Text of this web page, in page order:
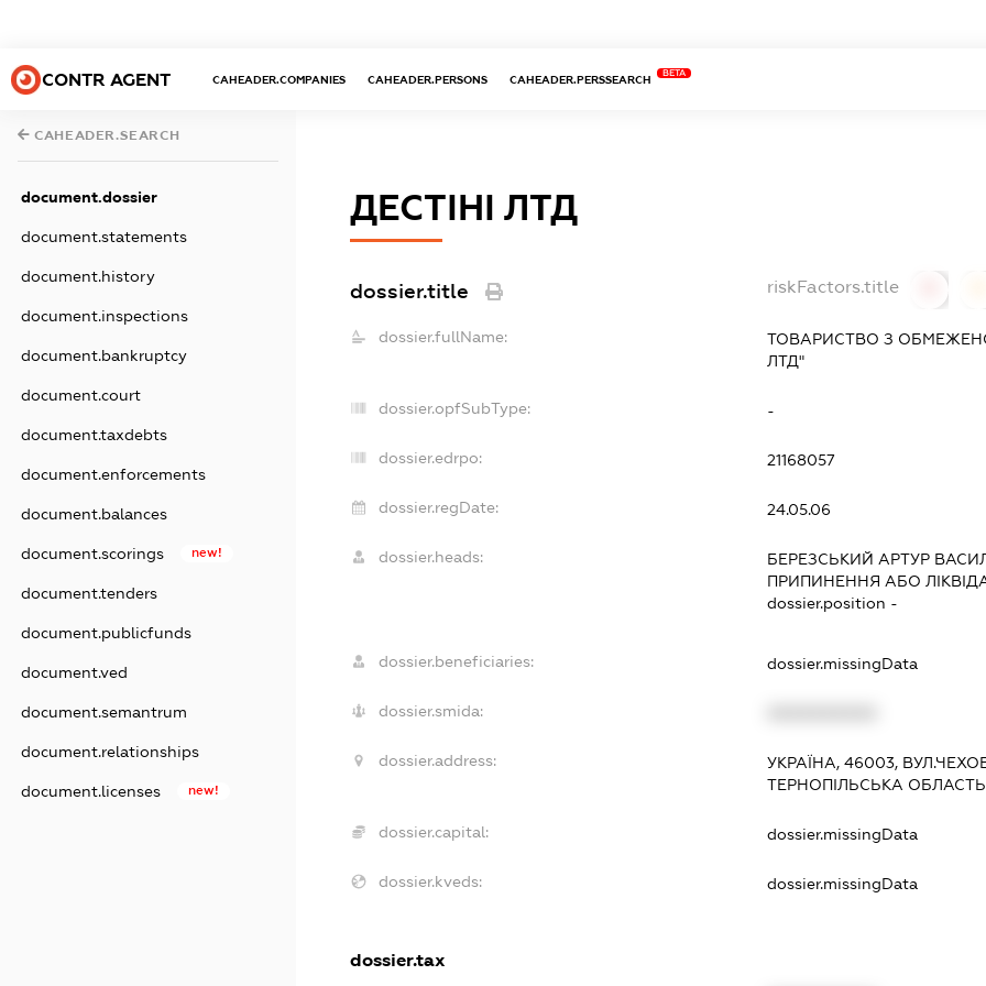
CONTR AGENT CAHEADER.COMPANIES CAHEADER.PERSONS CAHEADER.PERSSEARCH
BETA
CAHEADER.SEARCH
document.dossier
document.statements
document.history
document.inspections
document.bankruptcy
document.court
document.taxdebts
document.enforcements
document.balances
document.scorings new!
document.tenders
document.publicfunds
document.ved
document.semantrum
document.relationships
document.licenses new!
ДЕСТІНІ ЛТД
dossier.title riskFactors.title
dossier.fullName:
ТОВАРИСТВО З
ЛТД"
dossier.opfSubType: -
dossier.edrpo: 21168057
dossier.regDate: 24.05.06
dossier.heads:
БЕРЕЗСЬКИЙ АРТУР
ПРИПИНЕННЯ АБО
dossier.position -
dossier.beneficiaries: dossier.missingData
dossier.smida:
dossier.address:
УКРАЇНА, 46003,
ТЕРНОПІЛЬСЬКА ОБЛАСТЬ
dossier.capital: dossier.missingData
dossier.kveds: dossier.missingData
dossier.tax